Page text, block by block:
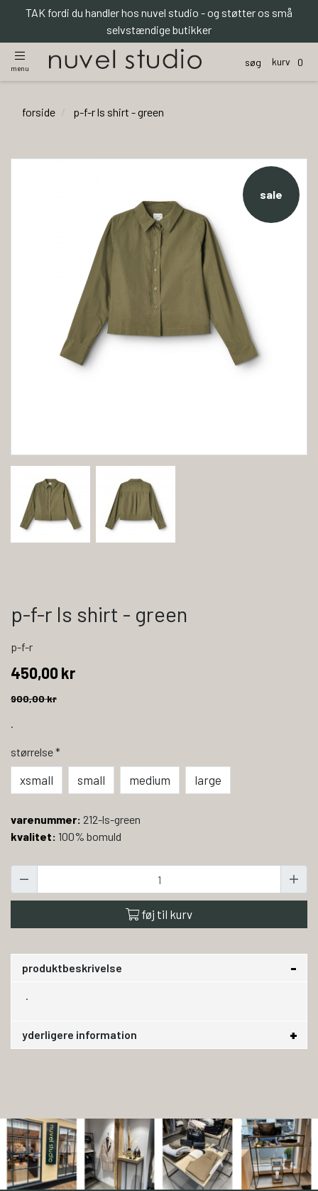
TAK fordi du handler hos nuvel studio - og støtter os små
selvstændige butikker
menu
søg kurv 0
forside p-f-r ls shirt - green
sale
p-f-r ls shirt - green
p-f-r
450,00 kr
900,00 kr
.
størrelse*
xsmall small medium large
varenummer: 212-ls-green
kvalitet: 100% bomuld
føj til kurv
produktbeskrivelse
.
yderligere information